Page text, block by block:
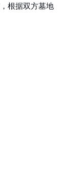
根据双方墓地